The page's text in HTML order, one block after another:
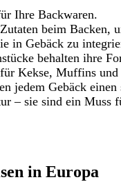
Ihre Backwaren.
beim Backen,
in Gebäck zu
behalten ihre
Kekse, Muffins und
jedem Gebäck einen
– sie sind ein Muss
in Europa